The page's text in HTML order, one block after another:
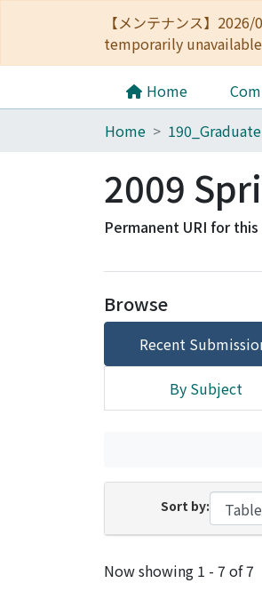
【メンテナンス】
temporarily
Home
Home
2009
Permanent URI for
Browse
Recent
By Subject
Sort by:
Recent
Now showing 1 - 7 of 7